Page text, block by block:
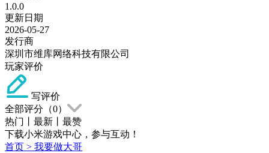
1.0.0
更新日期
2026-05-27
发行商
深圳市维库网络科技有限公司
玩家评价
写评价
全部评分（0）
热门
最新
最赞
下载小米游戏中心，参与互动！
首页 > 我要做大哥